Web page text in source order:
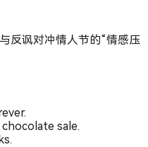
反讽对冲情人节的“情感压
sale.